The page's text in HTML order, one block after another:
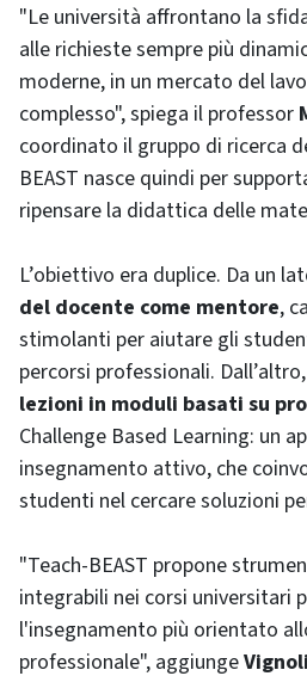
"Le università affrontano la
alle richieste sempre più
moderne, in un mercato del
complesso", spiega il professor
coordinato il gruppo di ricerca
BEAST nasce quindi per
ripensare la didattica delle
L’obiettivo era duplice. Da un
del docente come mentore,
stimolanti per aiutare gli
percorsi professionali. Dall’altro,
lezioni in moduli basati su
Challenge Based Learning: un
insegnamento attivo, che
studenti nel cercare soluzioni
"Teach-BEAST propone
integrabili nei corsi universitari
l'insegnamento più orientato
professionale", aggiungeVignoli